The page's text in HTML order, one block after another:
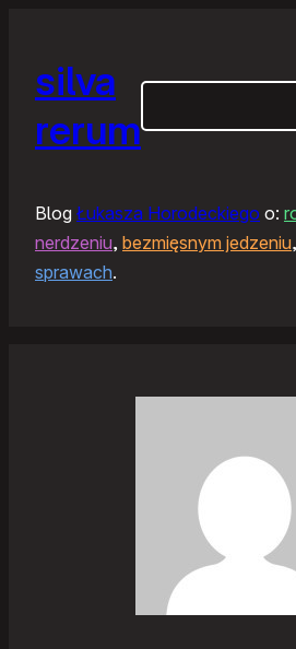
silva
rerum
Blog Łukasza Horodeckiego o:
nerdzeniu, bezmięsnym jedzeniu,
sprawach.